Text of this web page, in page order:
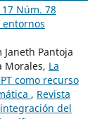
Núm. 78
entornos
Pantoja
Morales, La
como recurso
, Revista
del